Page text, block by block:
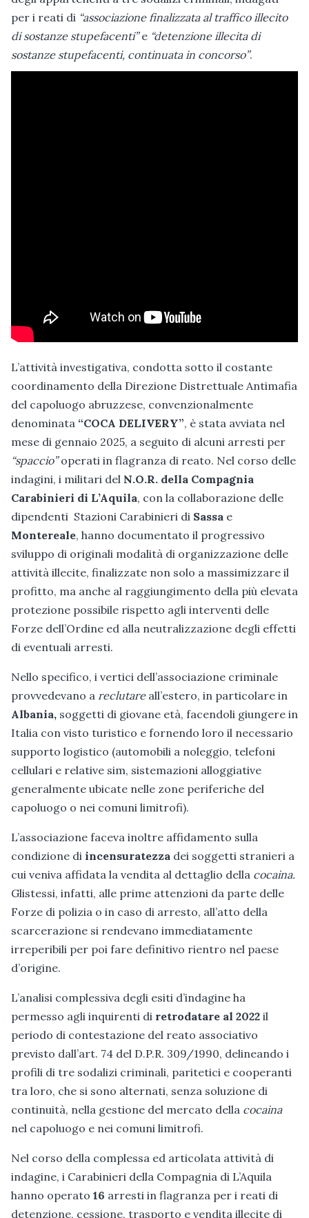
per i reati di “associazione finalizzata al traffico illecito
di sostanze stupefacenti”e “detenzione illecita di
sostanze stupefacenti, continuata in concorso”.
L’attività investigativa, condotta sotto il costante
coordinamento della Direzione Distrettuale Antimafia
del capoluogo abruzzese, convenzionalmente
denominata “COCA DELIVERY”, è stata avviata nel
mese di gennaio 2025, a seguito di alcuni arresti per
“spaccio”operati in flagranza di reato. Nel corso delle
indagini, i militari del N.O.R. della Compagnia
Carabinieri di L’Aquila, con la collaborazione delle
dipendenti Stazioni Carabinieri di Sassa e
Montereale, hanno documentato il progressivo
sviluppo di originali modalità di organizzazione delle
attività illecite, finalizzate non solo a massimizzare il
profitto, ma anche al raggiungimento della più elevata
protezione possibile rispetto agli interventi delle
Forze dell’Ordine ed alla neutralizzazione degli effetti
di eventuali arresti.
Nello specifico, i vertici dell’associazione criminale
provvedevano a reclutareall’estero, in particolare in
Albania, soggetti di giovane età, facendoli giungere in
Italia con visto turistico e fornendo loro il necessario
supporto logistico (automobili a noleggio, telefoni
cellulari e relative sim, sistemazioni alloggiative
generalmente ubicate nelle zone periferiche del
capoluogo o nei comuni limitrofi).
L’associazione faceva inoltre affidamento sulla
condizione di incensuratezza dei soggetti stranieri a
cui veniva affidata la vendita al dettaglio della cocaina.
Glistessi, infatti, alle prime attenzioni da parte delle
Forze di polizia o in caso di arresto, all’atto della
scarcerazione si rendevano immediatamente
irreperibili per poi fare definitivo rientro nel paese
d’origine.
L’analisi complessiva degli esiti d’indagine ha
permesso agli inquirenti di retrodatare al 2022 il
periodo di contestazione del reato associativo
previsto dall’art. 74 del D.P.R. 309/1990, delineando i
profili di tre sodalizi criminali, paritetici e cooperanti
tra loro, che si sono alternati, senza soluzione di
continuità, nella gestione del mercato della cocaina
nel capoluogo e nei comuni limitrofi.
Nel corso della complessa ed articolata attività di
indagine, i Carabinieri della Compagnia di L’Aquila
hanno operato 16 arresti in flagranza per i reati di
detenzione, cessione, trasporto e vendita illecite di